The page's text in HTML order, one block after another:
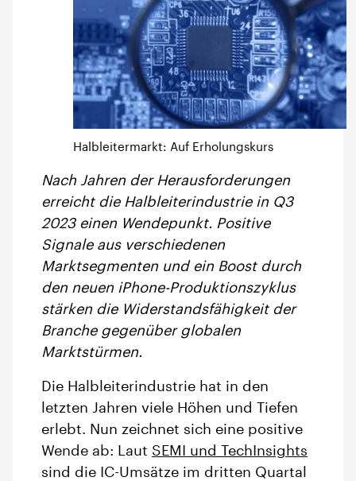
Halbleitermarkt: Auf Erholungskurs
Nach Jahren der Herausforderungen
erreicht die Halbleiterindustrie in Q3
2023 einen Wendepunkt. Positive
Signale aus verschiedenen
Marktsegmenten und ein Boost durch
den neuen iPhone-Produktionszyklus
stärken die Widerstandsfähigkeit der
Branche gegenüber globalen
Marktstürmen.
Die Halbleiterindustrie hat in den
letzten Jahren viele Höhen und Tiefen
erlebt. Nun zeichnet sich eine positive
Wende ab: Laut SEMI und TechInsights
sind die IC-Umsätze im dritten Quartal